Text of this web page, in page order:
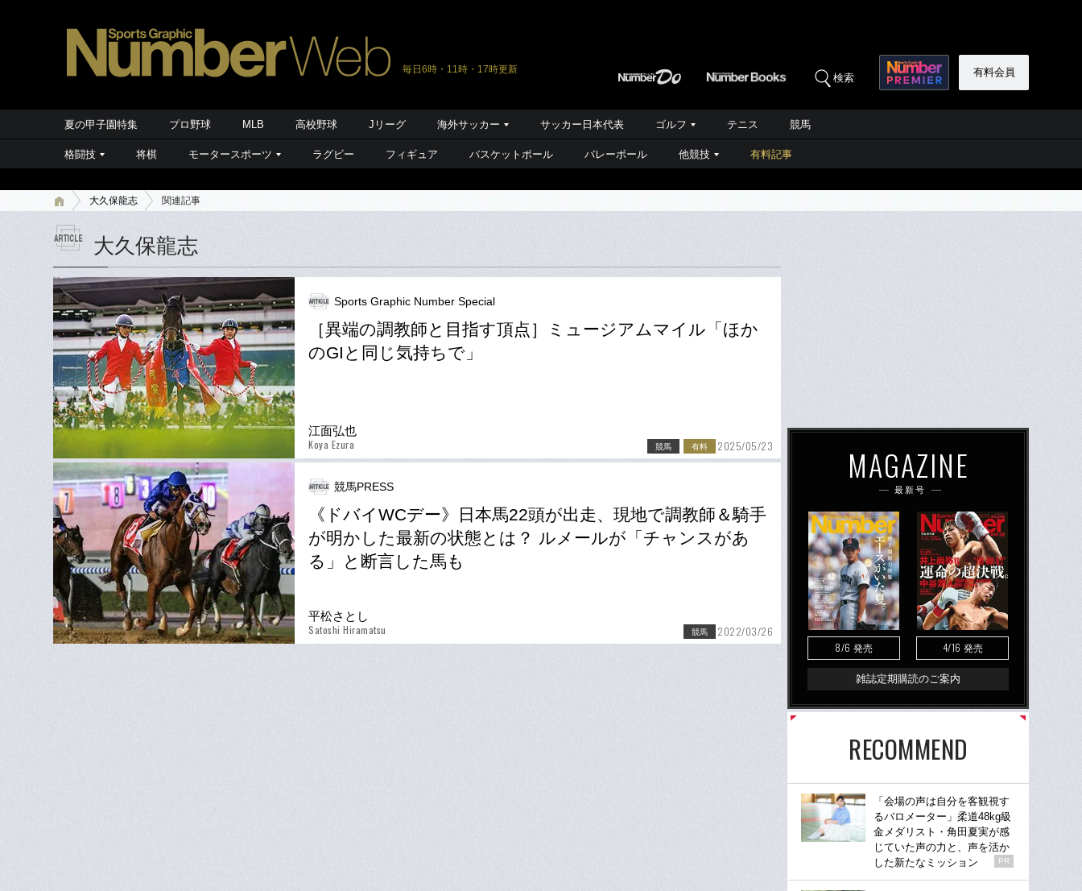
毎日6時・11時・17時更新
検索 有料会員
夏の甲子園特集 プロ野球 MLB 高校野球 Jリーグ 海外サッカー サッカー日本代表 ゴルフ テニス 競馬
格闘技 将棋 モータースポーツ ラグビー フィギュア バスケットボール バレーボール 他競技 有料記事
大久保龍志 関連記事
大久保龍志
Sports Graphic Number Special
［異端の調教師と目指す頂点］ミュージアムマイル「ほか
のGIと同じ気持ちで」
江面弘也
Koya Ezura 競馬 有料 2025/05/23
競馬PRESS
《ドバイWCデー》日本馬22頭が出走、現地で調教師＆騎手
が明かした最新の状態とは？ ルメールが「チャンスがあ
る」と断言した馬も
平松さとし
Satoshi Hiramatsu 競馬 2022/03/26
MAGAZINE
最新号
8/6 発売 4/16 発売
雑誌定期購読のご案内
RECOMMEND
「会場の声は自分を客観視す
るバロメーター」柔道48kg級
金メダリスト・角田夏実が感
じていた声の力と、声を活か
した新たなミッション
PR